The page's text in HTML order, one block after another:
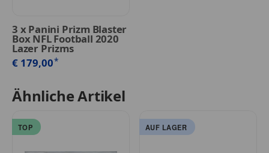
3 xPanini Prizm Blaster
Box NFL Football 2020
Lazer Prizms
€ 179,00*
Ähnliche Artikel
TOP AUF LAGER